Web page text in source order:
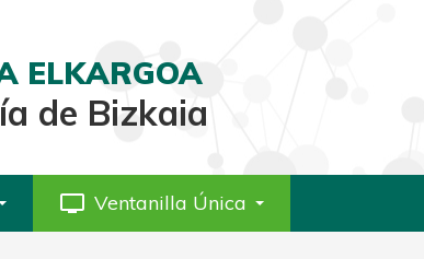
ELKARGOA
de Bizkaia
personal_video Ventanilla Única